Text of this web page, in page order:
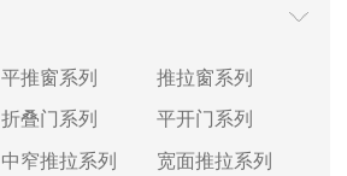
平推窗系列
推拉窗系列
折叠门系列
平开门系列
中窄推拉系列
宽面推拉系列